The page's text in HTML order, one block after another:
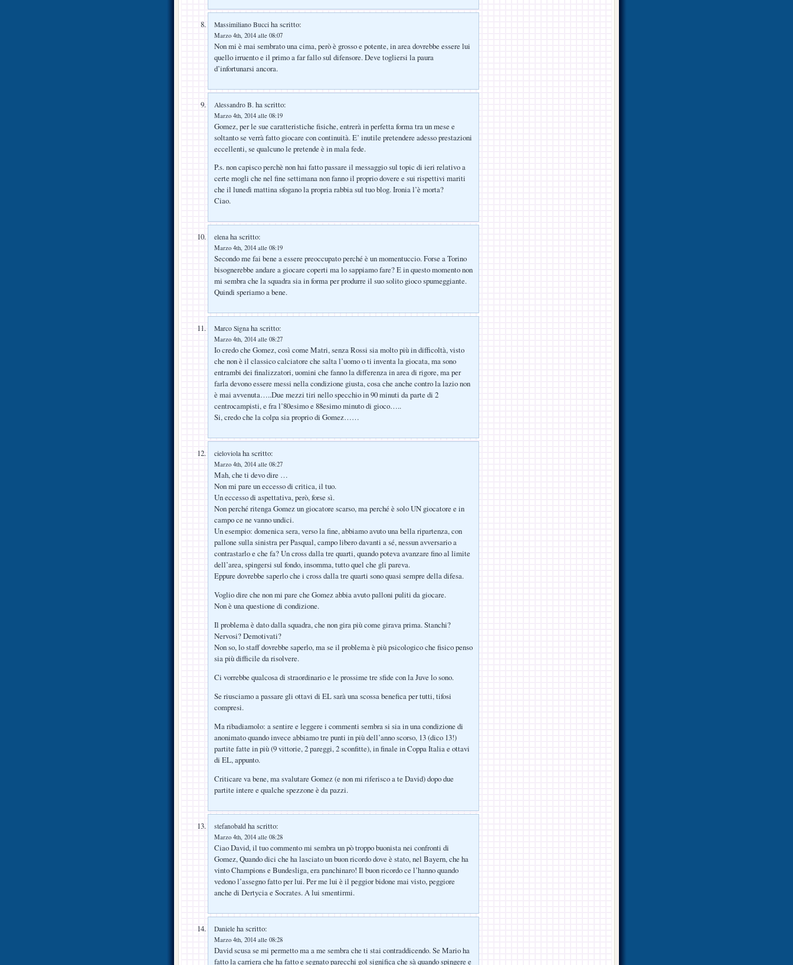
Massimiliano Bucci ha scritto:
Marzo 4th, 2014 alle 08:07
Non mi è mai sembrato una cima, però è grosso e potente, in area dovrebbe essere lui
quello irruento e il primo a far fallo sul difensore. Deve togliersi la paura
d’infortunarsi ancora.
Alessandro B. ha scritto:
Marzo 4th, 2014 alle 08:19
Gomez, per le sue caratteristiche fisiche, entrerà in perfetta forma tra un mese e
soltanto se verrà fatto giocare con continuità. E’ inutile pretendere adesso prestazioni
eccellenti, se qualcuno le pretende è in mala fede.
P.s. non capisco perchè non hai fatto passare il messaggio sul topic di ieri relativo a
certe mogli che nel fine settimana non fanno il proprio dovere e sui rispettivi mariti
che il lunedì mattina sfogano la propria rabbia sul tuo blog. Ironia l’è morta?
Ciao.
elena ha scritto:
Marzo 4th, 2014 alle 08:19
Secondo me fai bene a essere preoccupato perché è un momentuccio. Forse a Torino
bisognerebbe andare a giocare coperti ma lo sappiamo fare? E in questo momento non
mi sembra che la squadra sia in forma per produrre il suo solito gioco spumeggiante.
Quindi speriamo a bene.
Marco Signa ha scritto:
Marzo 4th, 2014 alle 08:27
Io credo che Gomez, così come Matri, senza Rossi sia molto più in difficoltà, visto
che non è il classico calciatore che salta l’uomo o ti inventa la giocata, ma sono
entrambi dei finalizzatori, uomini che fanno la differenza in area di rigore, ma per
farla devono essere messi nella condizione giusta, cosa che anche contro la lazio non
è mai avvenuta…..Due mezzi tiri nello specchio in 90 minuti da parte di 2
centrocampisti, e fra l’80esimo e 88esimo minuto di gioco…..
Si, credo che la colpa sia proprio di Gomez……
cieloviola ha scritto:
Marzo 4th, 2014 alle 08:27
Mah, che ti devo dire …
Non mi pare un eccesso di critica, il tuo.
Un eccesso di aspettativa, però, forse sì.
Non perché ritenga Gomez un giocatore scarso, ma perché è solo UN giocatore e in
campo ce ne vanno undici.
Un esempio: domenica sera, verso la fine, abbiamo avuto una bella ripartenza, con
pallone sulla sinistra per Pasqual, campo libero davanti a sé, nessun avversario a
contrastarlo e che fa? Un cross dalla tre quarti, quando poteva avanzare fino al limite
dell’area, spingersi sul fondo, insomma, tutto quel che gli pareva.
Eppure dovrebbe saperlo che i cross dalla tre quarti sono quasi sempre della difesa.
Voglio dire che non mi pare che Gomez abbia avuto palloni puliti da giocare.
Non è una questione di condizione.
Il problema è dato dalla squadra, che non gira più come girava prima. Stanchi?
Nervosi? Demotivati?
Non so, lo staff dovrebbe saperlo, ma se il problema è più psicologico che fisico penso
sia più difficile da risolvere.
Ci vorrebbe qualcosa di straordinario e le prossime tre sfide con la Juve lo sono.
Se riusciamo a passare gli ottavi di EL sarà una scossa benefica per tutti, tifosi
compresi.
Ma ribadiamolo: a sentire e leggere i commenti sembra si sia in una condizione di
anonimato quando invece abbiamo tre punti in più dell’anno scorso, 13 (dico 13!)
partite fatte in più (9 vittorie, 2 pareggi, 2 sconfitte), in finale in Coppa Italia e ottavi
di EL, appunto.
Criticare va bene, ma svalutare Gomez (e non mi riferisco a te David) dopo due
partite intere e qualche spezzone è da pazzi.
stefanobald ha scritto:
Marzo 4th, 2014 alle 08:28
Ciao David, il tuo commento mi sembra un pò troppo buonista nei confronti di
Gomez, Quando dici che ha lasciato un buon ricordo dove è stato, nel Bayern, che ha
vinto Champions e Bundesliga, era panchinaro! Il buon ricordo ce l’hanno quando
vedono l’assegno fatto per lui. Per me lui è il peggior bidone mai visto, peggiore
anche di Dertycia e Socrates. A lui smentirmi.
Daniele ha scritto:
Marzo 4th, 2014 alle 08:28
David scusa se mi permetto ma a me sembra che ti stai contraddicendo. Se Mario ha
fatto la carriera che ha fatto e segnato parecchi gol significa che sà quando spingere e